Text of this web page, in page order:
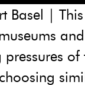
Basel |